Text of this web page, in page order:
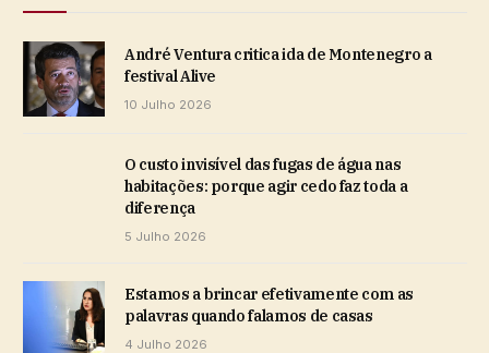
André Ventura critica ida de Montenegro a
festival Alive
10 Julho 2026
O custo invisível das fugas de água nas
habitações: porque agir cedo faz toda a
diferença
5 Julho 2026
Estamos a brincar efetivamente com as
palavras quando falamos de casas
4 Julho 2026